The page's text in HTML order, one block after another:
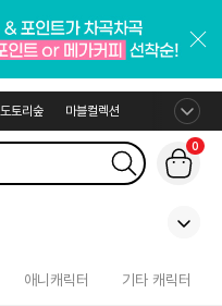
도토리숲 마블컬렉션
0
애니캐릭터 기타 캐릭터